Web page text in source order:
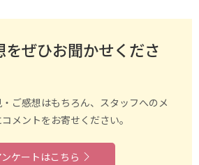
をぜひお聞かせくださ
ご感想はもちろん、スタッフへのメ
メントをお寄せください。
ンケートはこちら